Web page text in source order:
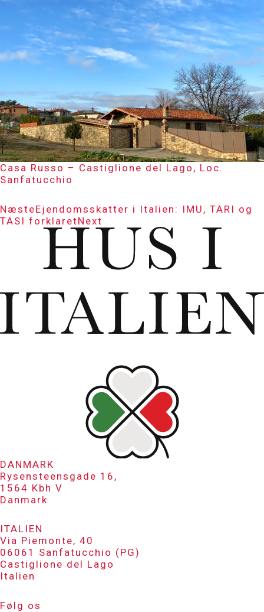
Casa Russo – Castiglione del Lago, Loc.
Sanfatucchio
NæsteEjendomsskatter i Italien: IMU, TARI og
TASI forklaretNext
DANMARK
Rysensteensgade 16,
1564 Kbh V
Danmark
ITALIEN
Via Piemonte, 40
06061 Sanfatucchio (PG)
Castiglione del Lago
Italien
Følg os